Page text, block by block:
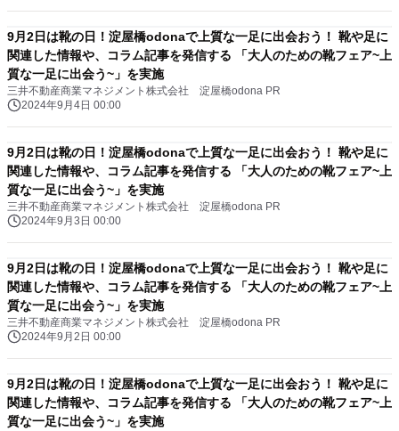
9月2日は靴の日！淀屋橋odonaで上質な一足に出会おう！ 靴や足に
関連した情報や、コラム記事を発信する 「大人のための靴フェア~上
質な一足に出会う~」を実施
三井不動産商業マネジメント株式会社 淀屋橋odona PR
2024年9月4日 00:00
9月2日は靴の日！淀屋橋odonaで上質な一足に出会おう！ 靴や足に
関連した情報や、コラム記事を発信する 「大人のための靴フェア~上
質な一足に出会う~」を実施
三井不動産商業マネジメント株式会社 淀屋橋odona PR
2024年9月3日 00:00
9月2日は靴の日！淀屋橋odonaで上質な一足に出会おう！ 靴や足に
関連した情報や、コラム記事を発信する 「大人のための靴フェア~上
質な一足に出会う~」を実施
三井不動産商業マネジメント株式会社 淀屋橋odona PR
2024年9月2日 00:00
9月2日は靴の日！淀屋橋odonaで上質な一足に出会おう！ 靴や足に
関連した情報や、コラム記事を発信する 「大人のための靴フェア~上
質な一足に出会う~」を実施